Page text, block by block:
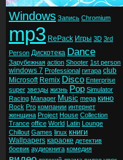
Windows Запись Chromium
mp3 RePack Игры 3D 3rd
Person Дискотека Dance
Зарубежная action Shooter 1st person
windows 7 Professional гитара club
Microsoft Remix Disco Enterprise
super звезды жизнь Pop Simulator
Racing Manager Music mega кино
Rock Pro компании интернет
женщина Project House Collection
Trance office World Latin Lounge
Chillout Games linux книги
Wallpapers караоке детектив
боевик аудиокнига комедия